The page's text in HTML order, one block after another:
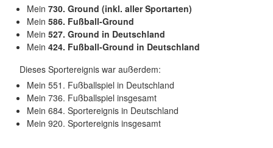
Mein 730. Ground (inkl. aller Sportarten)
Mein 586. Fußball-Ground
Mein 527. Ground in Deutschland
Mein 424. Fußball-Ground in Deutschland
Dieses Sportereignis war außerdem:
Mein 551. Fußballspiel in Deutschland
Mein 736. Fußballspiel insgesamt
Mein 684. Sportereignis in Deutschland
Mein 920. Sportereignis insgesamt